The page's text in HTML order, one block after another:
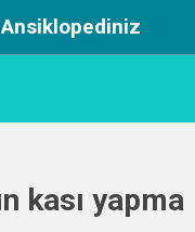
Ansiklopediniz
kası yapma